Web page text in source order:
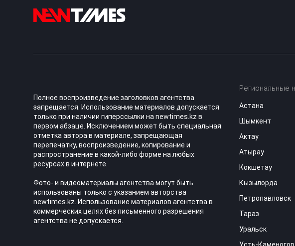
Полное воспроизведение заголовков агентства
запрещается. Использование материалов допускается
только при наличии гиперссылки на newtimes.kz в
первом абзаце. Исключением может быть специальная
отметка автора в материале, запрещающая
перепечатку, воспроизведение, копирование и
распространение в какой-либо форме на любых
ресурсах в интернете.
Фото- и видеоматериалы агентства могут быть
использованы только с указанием авторства
newtimes.kz. Использование материалов агентства в
коммерческих целях без письменного разрешения
агентства не допускается.
Региональные
Астана
Шымкент
Актау
Атырау
Кокшетау
Кызылорда
Петропавловск
Тараз
Уральск